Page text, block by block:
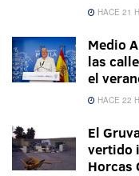
HACE 21
Medio
las
el
HACE 22
El
vertido
Horcas